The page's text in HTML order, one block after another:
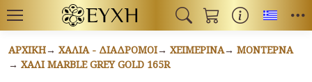
ΑΡΧΙΚΉ ΧΑΛΙΆ - ΔΙΆΔΡΟΜΟΙ ΧΕΙΜΕΡΙΝΆ
ΜΟΝΤΈΡΝΑ
ΧΑΛΊ MARBLE GREY GOLD 165R